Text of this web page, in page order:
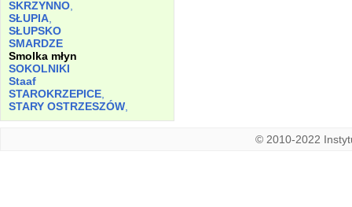
SKRZYNNO
SŁUPIA
SŁUPSKO
SMARDZE
Smolka młyn
SOKOLNIKI
Staaf
STAROKRZEPICE
STARY OSTRZESZÓW
© 2010-2022